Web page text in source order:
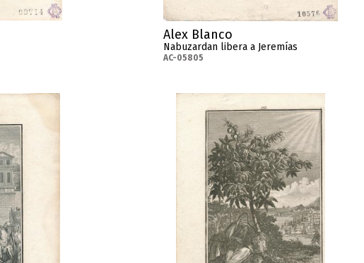
Alex Blanco
Nabuzardan libera a Jeremías
AC-05805